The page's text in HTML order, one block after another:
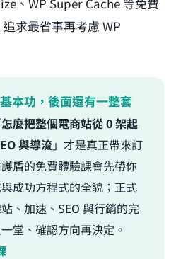
求最省事再考慮 WP
本功，後面還有一整套
怎麼把整個電商站從 0 架起
與導流」才是真正帶來訂
盾的免費體驗課會先帶你
成功方程式的全貌；正式
、加速、SEO 與行銷的完
堂、確認方向再決定。